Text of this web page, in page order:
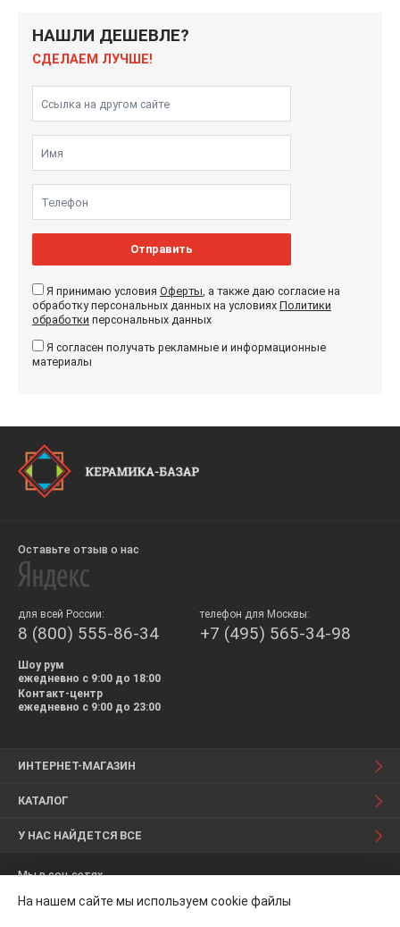
НАШЛИ ДЕШЕВЛЕ?
СДЕЛАЕМ ЛУЧШЕ!
Отправить
Я принимаю условия Оферты, а также даю согласие на
обработку персональных данных на условиях Политики
обработки персональных данных
Я согласен получать рекламные и информационные
материалы
Оставьте отзыв о нас
Мы в соц.сетях
для всей России:
8 (800) 555-86-34
телефон для Москвы:
+7 (495) 565-34-98
Шоу рум
ежедневно с 9:00 до 18:00
Контакт-центр
ежедневно с 9:00 до 23:00
ИНТЕРНЕТ-МАГАЗИН
КАТАЛОГ
У НАС НАЙДЕТСЯ ВСЕ
На нашем сайте мы используем cookie файлы